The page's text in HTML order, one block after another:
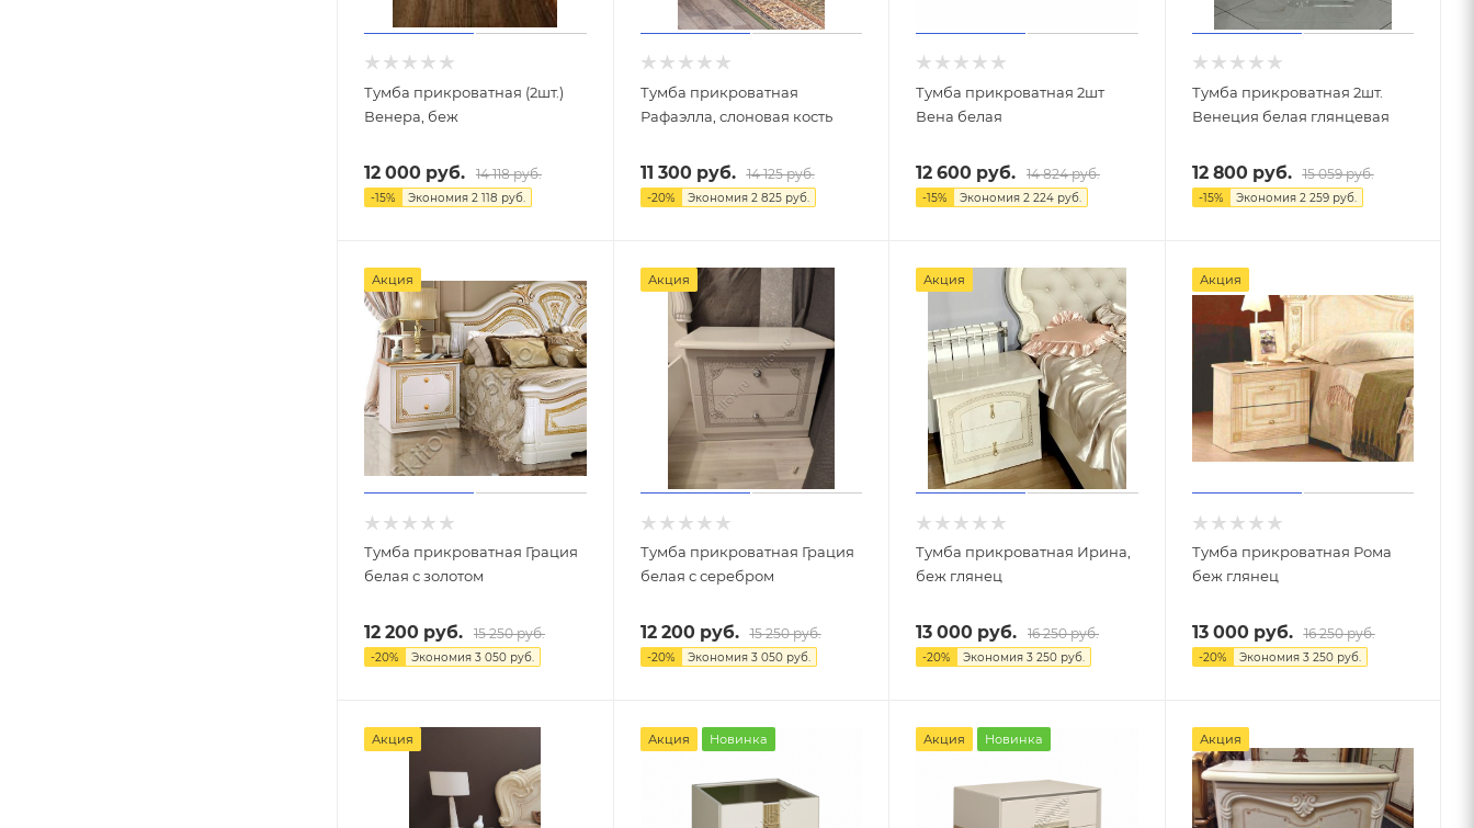
Тумба прикроватная (2шт.)
Венера, беж
12 000 руб. 14 118руб.
-15% Экономия 2 118 руб.
Тумба прикроватная
Рафаэлла, слоновая кость
11 300 руб. 14 125руб.
-20% Экономия 2 825руб.
Тумба прикроватная 2шт
Вена белая
12 600 руб. 14 824руб.
-15% Экономия 2 224 руб.
Тумба прикроватная 2шт.
Венеция белая глянцевая
12 800 руб. 15 059руб.
-15% Экономия 2 259руб.
Акция
Тумба прикроватная Грация
белая с золотом
12 200 руб. 15 250руб.
-20% Экономия 3 050 руб.
Акция
Тумба прикроватная Грация
белая с серебром
12 200 руб. 15 250руб.
-20% Экономия 3 050руб.
Акция
Тумба прикроватная Ирина,
беж глянец
13 000 руб. 16 250руб.
-20% Экономия 3 250 руб.
Акция
Тумба прикроватная Рома
беж глянец
13 000 руб. 16 250руб.
-20% Экономия 3 250руб.
Акция Акция Новинка Акция Новинка Акция